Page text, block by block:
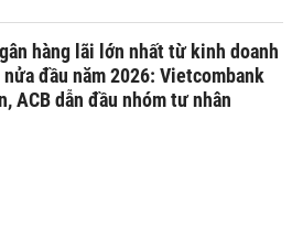
hàng lãi lớn nhất từ kinh doanh
đầu năm 2026: Vietcombank
ACB dẫn đầu nhóm tư nhân